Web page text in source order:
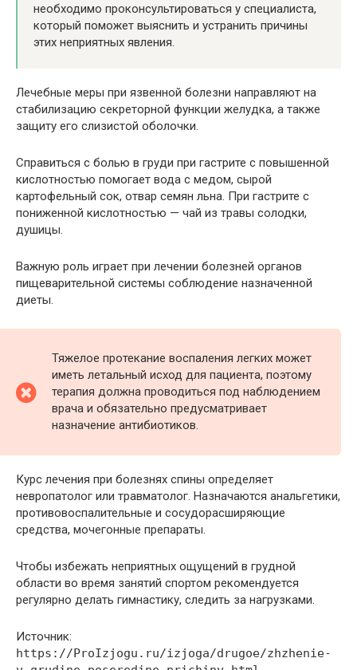
необходимо проконсультироваться у специалиста,
который поможет выяснить и устранить причины
этих неприятных явления.
Лечебные меры при язвенной болезни направляют на
стабилизацию секреторной функции желудка, а также
защиту его слизистой оболочки.
Справиться с болью в груди при гастрите с повышенной
кислотностью помогает вода с медом, сырой
картофельный сок, отвар семян льна. При гастрите с
пониженной кислотностью — чай из травы солодки,
душицы.
Важную роль играет при лечении болезней органов
пищеварительной системы соблюдение назначенной
диеты.
Тяжелое протекание воспаления легких может
иметь летальный исход для пациента, поэтому
терапия должна проводиться под наблюдением
врача и обязательно предусматривает
назначение антибиотиков.
Курс лечения при болезнях спины определяет
невропатолог или травматолог. Назначаются анальгетики,
противовоспалительные и сосудорасширяющие
средства, мочегонные препараты.
Чтобы избежать неприятных ощущений в грудной
области во время занятий спортом рекомендуется
регулярно делать гимнастику, следить за нагрузками.
Источник:
https://ProIzjogu.ru/izjoga/drugoe/zhzhenie-